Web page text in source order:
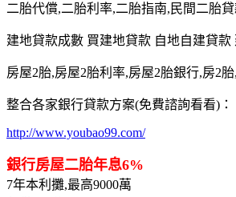
二胎代償,二胎利率,二胎指南,民間二胎
建地貸款成數 買建地貸款 自地自建貸款
房屋2胎,房屋2胎利率,房屋2胎銀行,房2
整合各家銀行貸款方案(免費諮詢看看)：
http://www.youbao99.com/
銀行房屋二胎年息6%
7年本利攤,最高9000萬